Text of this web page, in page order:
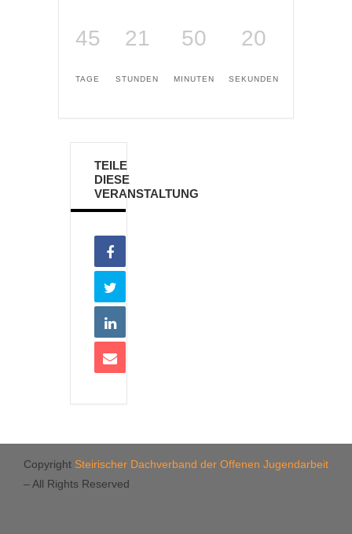
45
TAGE
21
STUNDEN
50
MINUTEN
20
SEKUNDEN
TEILE
DIESE
VERANSTALTUNG
Copyright Steirischer Dachverband der Offenen Jugendarbeit
– All Rights Reserved